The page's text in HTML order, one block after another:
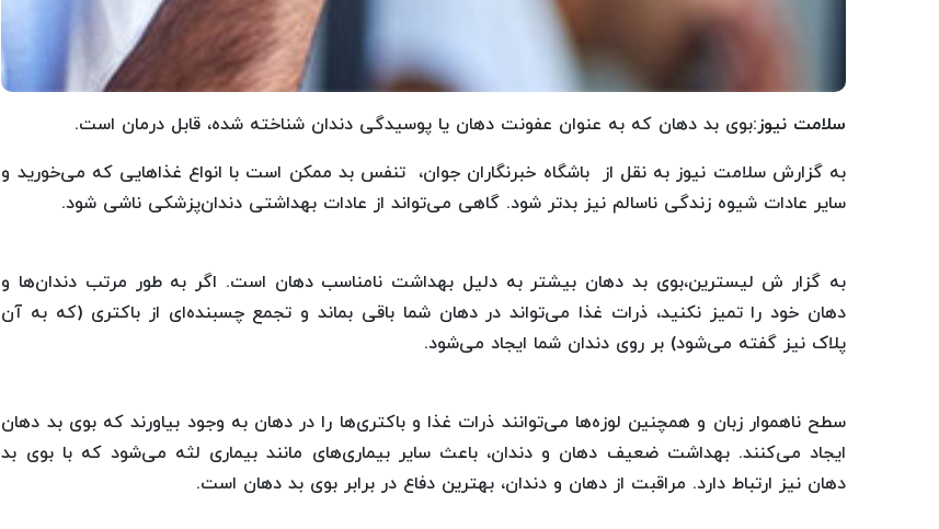
سلامت نیوز:بوی بد دهان که به عنوان عفونت دهان یا پوسیدگی دندان شناخته شده، قابل درمان است.
به گزارش سلامت نیوز به نقل از باشگاه خبرنگاران جوان، تنفس بد ممکن است با انواع غذا‌هایی که می‌خورید و
سایر عادات شیوه زندگی ناسالم نیز بدتر شود. گاهی می‌تواند از عادات بهداشتی دندان‌پزشکی ناشی شود.
به گزار ش لیسترین،بوی بد دهان بیشتر به دلیل بهداشت نامناسب دهان است. اگر به طور مرتب دندان‌ها و
دهان خود را تمیز نکنید، ذرات غذا می‌تواند در دهان شما باقی بماند و تجمع چسبنده‌ای از باکتری (که به آن
پلاک نیز گفته می‌شود) بر روی دندان شما ایجاد می‌شود.
سطح ناهموار زبان و همچنین لوزه‌ها می‌توانند ذرات غذا و باکتری‌ها را در دهان به وجود بیاورند که بوی بد دهان
ایجاد می‌کنند. بهداشت ضعیف دهان و دندان، باعث سایر بیماری‌های مانند بیماری لثه می‌شود که با بوی بد
دهان نیز ارتباط دارد. مراقبت از دهان و دندان، بهترین دفاع در برابر بوی بد دهان است.